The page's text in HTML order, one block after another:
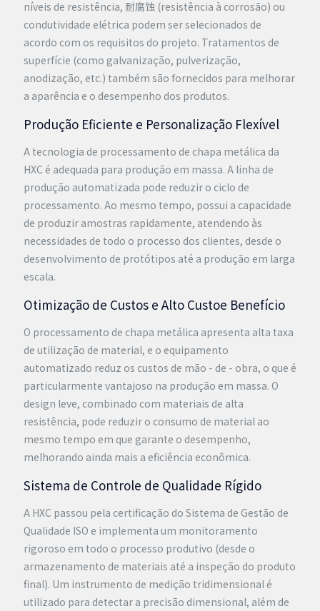
níveis de resistência, 耐腐蚀 (resistência à corrosão) ou
condutividade elétrica podem ser selecionados de
acordo com os requisitos do projeto. Tratamentos de
superfície (como galvanização, pulverização,
anodização, etc.) também são fornecidos para melhorar
a aparência e o desempenho dos produtos.
Produção Eficiente e Personalização Flexível
A tecnologia de processamento de chapa metálica da
HXC é adequada para produção em massa. A linha de
produção automatizada pode reduzir o ciclo de
processamento. Ao mesmo tempo, possui a capacidade
de produzir amostras rapidamente, atendendo às
necessidades de todo o processo dos clientes, desde o
desenvolvimento de protótipos até a produção em larga
escala.
Otimização de Custos e Alto Custoe Benefício
O processamento de chapa metálica apresenta alta taxa
de utilização de material, e o equipamento
automatizado reduz os custos de mão - de - obra, o que é
particularmente vantajoso na produção em massa. O
design leve, combinado com materiais de alta
resistência, pode reduzir o consumo de material ao
mesmo tempo em que garante o desempenho,
melhorando ainda mais a eficiência econômica.
Sistema de Controle de Qualidade Rígido
A HXC passou pela certificação do Sistema de Gestão de
Qualidade ISO e implementa um monitoramento
rigoroso em todo o processo produtivo (desde o
armazenamento de materiais até a inspeção do produto
final). Um instrumento de medição tridimensional é
utilizado para detectar a precisão dimensional, além de